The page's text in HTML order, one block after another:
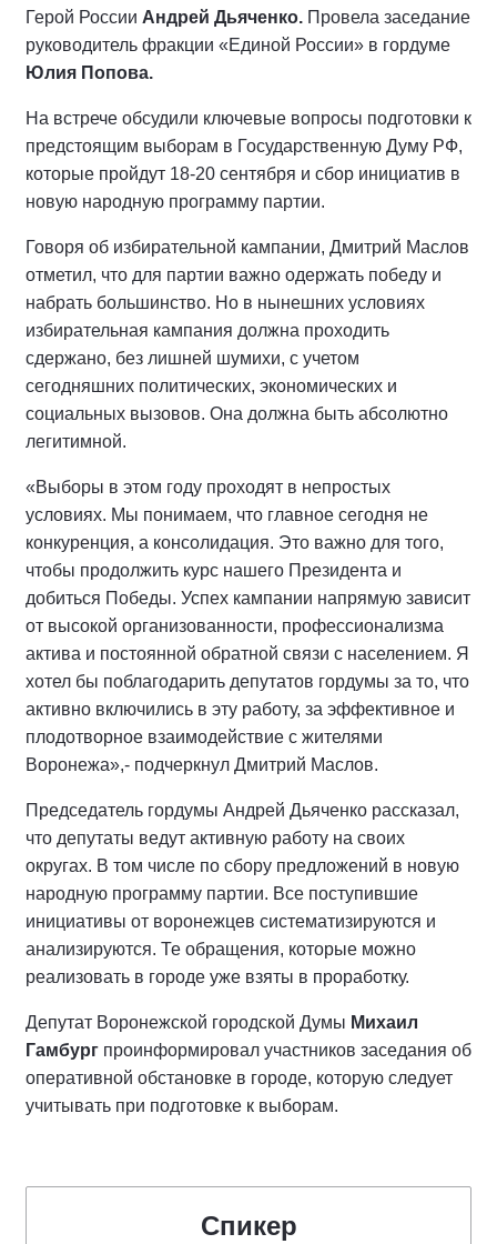
Герой России Андрей Дьяченко. Провела заседание
руководитель фракции «Единой России» в гордуме
Юлия Попова.
На встрече обсудили ключевые вопросы подготовки к
предстоящим выборам в Государственную Думу РФ,
которые пройдут 18-20 сентября и сбор инициатив в
новую народную программу партии.
Говоря об избирательной кампании, Дмитрий Маслов
отметил, что для партии важно одержать победу и
набрать большинство. Но в нынешних условиях
избирательная кампания должна проходить
сдержано, без лишней шумихи, с учетом
сегодняшних политических, экономических и
социальных вызовов. Она должна быть абсолютно
легитимной.
«Выборы в этом году проходят в непростых
условиях. Мы понимаем, что главное сегодня не
конкуренция, а консолидация. Это важно для того,
чтобы продолжить курс нашего Президента и
добиться Победы. Успех кампании напрямую зависит
от высокой организованности, профессионализма
актива и постоянной обратной связи с населением. Я
хотел бы поблагодарить депутатов гордумы за то, что
активно включились в эту работу, за эффективное и
плодотворное взаимодействие с жителями
Воронежа»,- подчеркнул Дмитрий Маслов.
Председатель гордумы Андрей Дьяченко рассказал,
что депутаты ведут активную работу на своих
округах. В том числе по сбору предложений в новую
народную программу партии. Все поступившие
инициативы от воронежцев систематизируются и
анализируются. Те обращения, которые можно
реализовать в городе уже взяты в проработку.
Депутат Воронежской городской Думы Михаил
Гамбург проинформировал участников заседания об
оперативной обстановке в городе, которую следует
учитывать при подготовке к выборам.
Спикер